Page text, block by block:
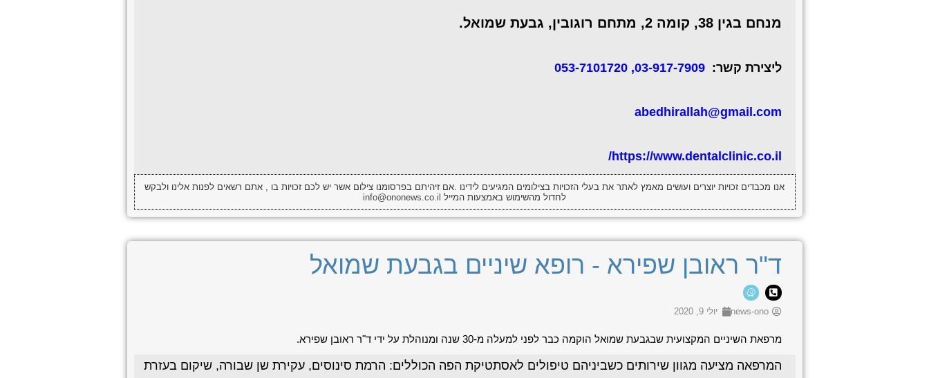
מנחם בגין 38, קומה 2, מתחם רוגובין, גבעת שמואל.
ליצירת קשר:03-917-7909
,
053-7101720
abedhirallah@gmail.com
https://www.dentalclinic.co.il/
אנו מכבדים זכויות יוצרים ועושים מאמץ לאתר את בעלי הזכויות בצילומים המגיעים לידינו .אם זיהיתם בפרסומנו צילום אשר יש לכם זכויות בו , אתם רשאים לפנות אלינו ולבקש
לחדול מהשימוש באמצעות המייל info@ononews.co.il
ד"ר ראובן שפירא - רופא שיניים בגבעת שמואל
news-ono יולי 9, 2020
מרפאת השיניים המקצועית שבגבעת שמואל הוקמה כבר לפני למעלה מ-30 שנה ומנוהלת על ידי ד"ר ראובן שפירא.
המרפאה מציעה מגוון שירותים כשביניהם טיפולים לאסתטיקת הפה הכוללים: הרמת סינוסים, עקירת שן שבורה, שיקום בעזרת